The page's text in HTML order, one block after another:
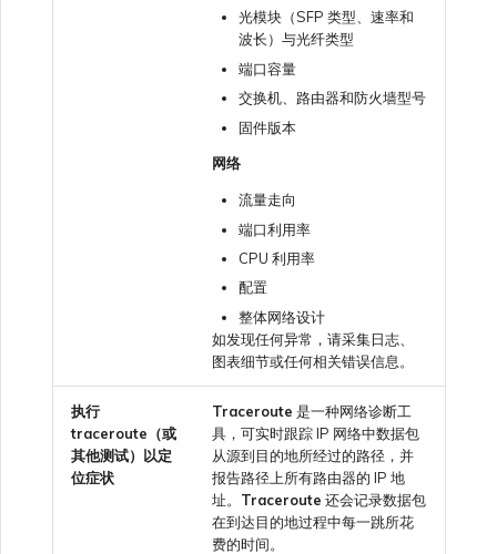
光模块（SFP 类型、速率和
波长）与光纤类型
端口容量
交换机、路由器和防火墙型号
固件版本
网络
流量走向
端口利用率
CPU 利用率
配置
整体网络设计
如发现任何异常，请采集日志、
图表细节或任何相关错误信息。
执行
traceroute（或
其他测试）以定
位症状
Traceroute 是一种网络诊断工
具，可实时跟踪 IP 网络中数据包
从源到目的地所经过的路径，并
报告路径上所有路由器的 IP 地
址。 Traceroute 还会记录数据包
在到达目的地过程中每一跳所花
费的时间。